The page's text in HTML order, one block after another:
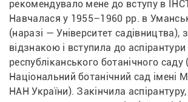
рекомендувало мене до вступу в
Навчалася у 1955–1960 рр. в
(наразі — Університет садівництва),
відзнакою і вступила до
республіканського ботанічного саду
Національний ботанічний сад імені
НАН України). Закінчила